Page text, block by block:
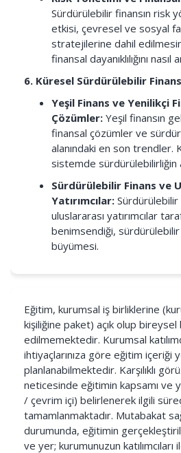
Sürdürülebilir finansın risk
etkisi, çevresel ve sosyal
stratejilerine dahil
finansal dayanıklılığını nasıl
6. Küresel Sürdürülebilir
Yeşil Finans ve Yenilikçi
Çözümler: Yeşil finansın
finansal çözümler ve
alanındaki en son trendler.
sistemde sürdürülebilirliğin
Sürdürülebilir Finans ve
Yatırımcılar:
uluslararası yatırımcılar
benimsendiği, sürdürülebilir
büyümesi.
Eğitim, kurumsal iş birliklerine
kişiliğine paket) açık olup
edilmemektedir. Kurumsal
ihtiyaçlarınıza göre eğitim içeriği
planlanabilmektedir. Karşılıklı
neticesinde eğitimin kapsamı ve
/ çevrim içi) belirlenerek ilgili
tamamlanmaktadır. Mutabakat
durumunda, eğitimin
ve yer; kurumunuzun